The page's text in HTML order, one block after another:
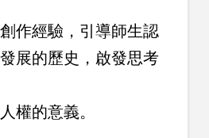
作經驗，引導師生認
展的歷史，啟發思考
權的意義。